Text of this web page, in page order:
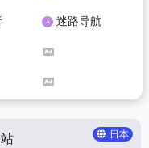
迷路导航
日本